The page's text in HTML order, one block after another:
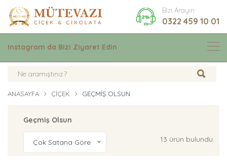
Bizi Arayın
0322 459 10 01
Instagram da Bizi Ziyaret Edin
ANASAYFA ÇIÇEK GEÇMIŞ OLSUN
Geçmiş Olsun
Çok Satana Göre 13 ürün bulundu.